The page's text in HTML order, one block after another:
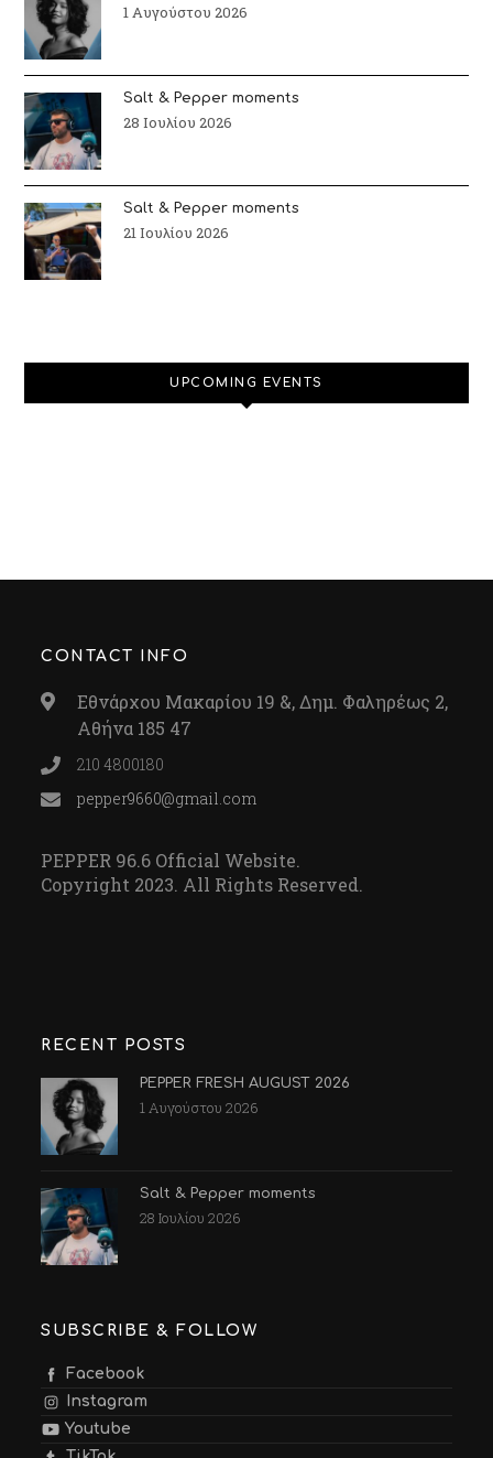
1 Αυγούστου 2026
Salt & Pepper moments
28 Ιουλίου 2026
Salt & Pepper moments
21 Ιουλίου 2026
UPCOMING EVENTS
CONTACT INFO
Εθνάρχου Μακαρίου 19 &, Δημ. Φαληρέως 2,
Αθήνα 185 47
210 4800180
pepper9660@gmail.com
PEPPER 96.6 Official Website.
Copyright 2023. All Rights Reserved.
RECENT POSTS
PEPPER FRESH AUGUST 2026
1 Αυγούστου 2026
Salt & Pepper moments
28 Ιουλίου 2026
SUBSCRIBE & FOLLOW
Facebook
Instagram
Youtube